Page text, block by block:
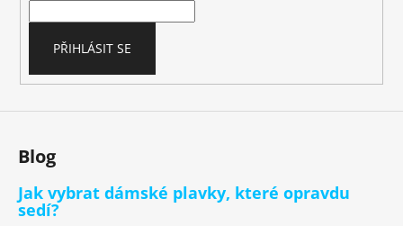
PŘIHLÁSIT SE
Blog
Jak vybrat dámské plavky, které opravdu
sedí?